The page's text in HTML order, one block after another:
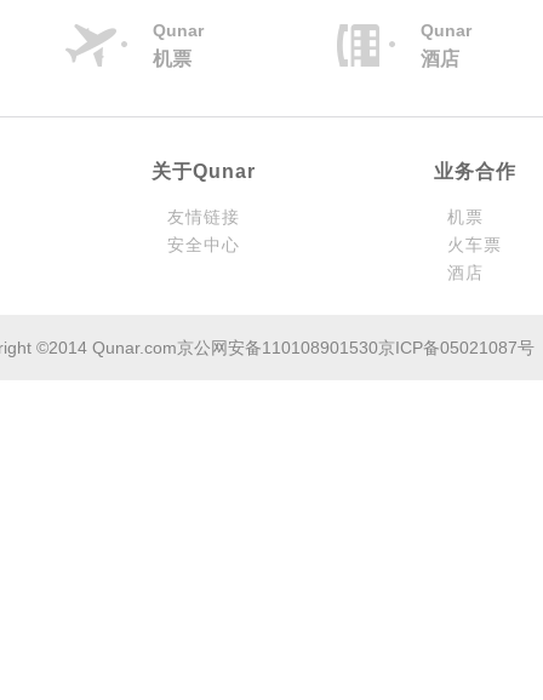
Qunar
机票
Qunar
酒店
关于Qunar
友情链接
安全中心
业务合作
机票
火车票
酒店
©2014 Qunar.com京公网安备110108901530京ICP备05021087号